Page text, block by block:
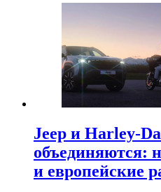
Jeep и Harley-
объединяются:
и европейские